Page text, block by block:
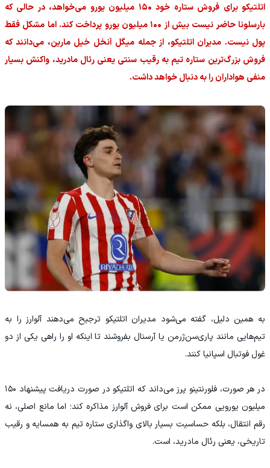
اتلتیکو برای فروش ستاره خود ۱۵۰ میلیون یورو می‌خواهد، در حالی که
بارسلونا حاضر نیست بیش از ۱۰۰ میلیون یورو پرداخت کند. اما مشکل فقط
پول نیست. مدیران اتلتیکو، از جمله میگل آنخل خیل مارین، می‌دانند که
فروش بزرگ‌ترین ستاره تیم به رقیب سنتی یعنی رئال مادرید، واکنش بسیار
منفی هواداران را به دنبال خواهد داشت.
به همین دلیل، گفته می‌شود مدیران اتلتیکو ترجیح می‌دهند آلوارز را به
تیم‌هایی مانند پاری‌سن‌ژرمن یا آرسنال بفروشند تا اینکه او را راهی یکی از دو
غول فوتبال اسپانیا کنند.
در هر صورت، فلورنتینو پرز می‌داند که اتلتیکو در صورت دریافت پیشنهاد ۱۵۰
میلیون یورویی ممکن است برای فروش آلوارز مذاکره کند؛ اما مانع اصلی، نه
رقم انتقال، بلکه حساسیت بسیار بالای واگذاری ستاره تیم به همسایه و رقیب
تاریخی، یعنی رئال مادرید، است.